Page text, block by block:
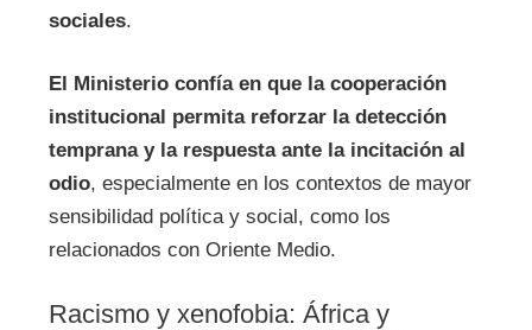
sociales.
El Ministerio confía en que la cooperación
institucional permita reforzar la detección
temprana y la respuesta ante la incitación al
odio, especialmente en los contextos de mayor
sensibilidad política y social, como los
relacionados con Oriente Medio.
Racismo y xenofobia: África y